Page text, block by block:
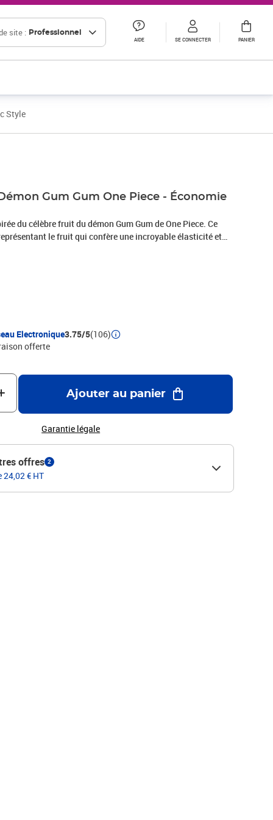
site : Professionnel
AIDE SE CONNECTER PANIER
Style
Gum Gum One Piece - Économie
du célèbre fruit du démon Gum Gum de One Piece. Ce
le fruit qui confère une incroyable élasticité et
est parfait pour les fans de la série. Non
économiser de l'argent tout en affichant votre passion
cette tirelire est un must-have pour tous les
de manga.
Electronique3.75/5(106)
offerte
Ajouter au panier
Garantie légale
offres 2
24,02 € HT